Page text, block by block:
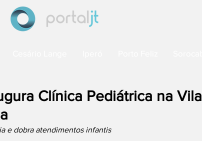
Clínica Pediátrica na Vila
e dobra atendimentos infantis